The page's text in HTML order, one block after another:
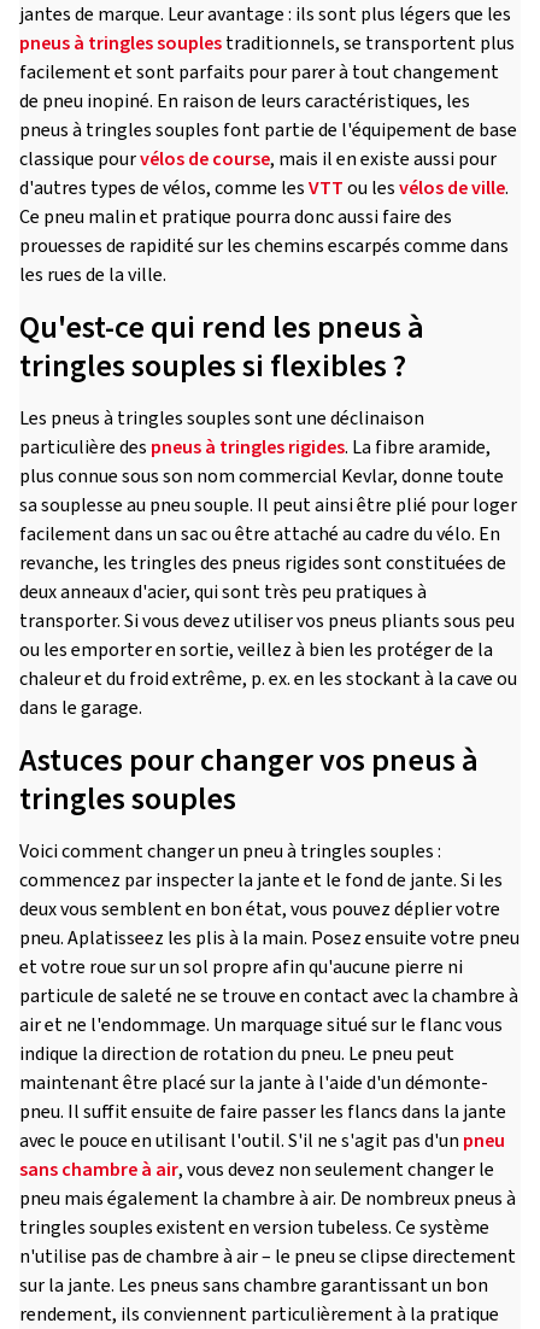
jantes de marque. Leur avantage : ils sont plus légers que les
pneus à tringles souplestraditionnels, se transportent plus
facilement et sont parfaits pour parer à tout changement
de pneu inopiné. En raison de leurs caractéristiques, les
pneus à tringles souples font partie de l'équipement de base
classique pourvélos de course, mais il en existe aussi pour
d'autres types de vélos, comme lesVTTou lesvélos de ville.
Ce pneu malin et pratique pourra donc aussi faire des
prouesses de rapidité sur les chemins escarpés comme dans
les rues de la ville.
Qu'est-ce qui rend les pneus à
tringles souples si flexibles ?
Les pneus à tringles souples sont une déclinaison
particulière des pneus à tringles rigides. La fibre aramide,
plus connue sous son nom commercial Kevlar, donne toute
sa souplesse au pneu souple. Il peut ainsi être plié pour loger
facilement dans un sac ou être attaché au cadre du vélo. En
revanche, les tringles des pneus rigides sont constituées de
deux anneaux d'acier, qui sont très peu pratiques à
transporter. Si vous devez utiliser vos pneus pliants sous peu
ou les emporter en sortie, veillez à bien les protéger de la
chaleur et du froid extrême, p. ex. en les stockant à la cave ou
dans le garage.
Astuces pour changer vos pneus à
tringles souples
Voici comment changer un pneu à tringles souples :
commencez par inspecter la jante et le fond de jante. Si les
deux vous semblent en bon état, vous pouvez déplier votre
pneu. Aplatisseez les plis à la main. Posez ensuite votre pneu
et votre roue sur un sol propre afin qu'aucune pierre ni
particule de saleté ne se trouve en contact avec la chambre à
air et ne l'endommage. Un marquage situé sur le flanc vous
indique la direction de rotation du pneu. Le pneu peut
maintenant être placé sur la jante à l'aide d'un démonte-
pneu. Il suffit ensuite de faire passer les flancs dans la jante
avec le pouce en utilisant l'outil. S'il ne s'agit pas d'un pneu
sans chambre à air, vous devez non seulement changer le
pneu mais également la chambre à air. De nombreux pneus à
tringles souples existent en version tubeless. Ce système
n'utilise pas de chambre à air – le pneu se clipse directement
sur la jante. Les pneus sans chambre garantissant un bon
rendement, ils conviennent particulièrement à la pratique